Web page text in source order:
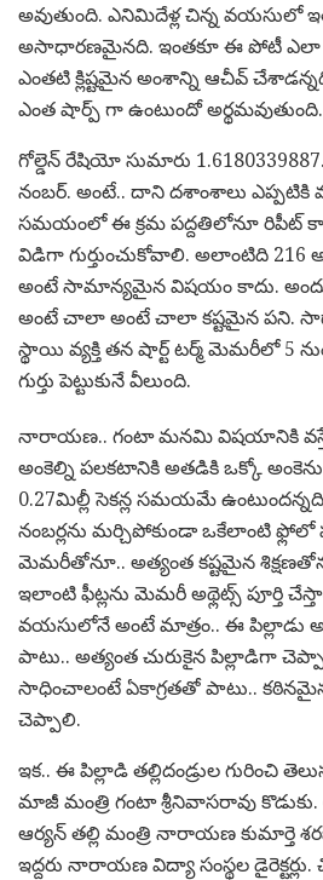
అవుతుంది. ఎనిమిదేళ్ల చిన్న వయసులో
అసాధారణమైనది. ఇంతకూ ఈ పోటీ ఎలా
ఎంతటి క్లిష్టమైన అంశాన్ని ఆచీవ్
ఎంత షార్ప్ గా ఉంటుందో అర్థమవుతుంది.
గోల్డెన్ రేషియో సుమారు
నంబర్. అంటే.. దాని దశాంశాలు
సమయంలో ఈ క్రమ పద్దతిలోనూ రిపీట్
విడిగా గుర్తుంచుకోవాలి. అలాంటిది 216
అంటే సామాన్యమైన విషయం కాదు.
అంటే చాలా అంటే చాలా కష్టమైన పని.
స్థాయి వ్యక్తి తన షార్ట్ టర్మ్ మెమరీలో 5
గుర్తు పెట్టుకునే వీలుంది.
నారాయణ.. గంటా మనమి విషయానికి
అంకెల్ని పలకటానికి అతడికి ఒక్కో అంకెను
0.27మిల్లీ సెకన్ల సమయమే
నంబర్లను మర్చిపోకుండా ఒకేలాంటి
మెమరీతోనూ.. అత్యంత కష్టమైన
ఇలాంటి ఫీట్లను మెమరీ అథ్లెట్స్ పూర్తి
వయసులోనే అంటే మాత్రం.. ఈ
పాటు.. అత్యంత చురుకైన పిల్లాడిగా
సాధించాలంటే ఏకాగ్రతతో పాటు..
చెప్పాలి.
ఇక.. ఈ పిల్లాడి తల్లిదండ్రుల గురించి
మాజీ మంత్రి గంటా శ్రీనివాసరావు
ఆర్యన్ తల్లి మంత్రి నారాయణ కుమార్తె
ఇద్దరు నారాయణ విద్యా సంస్థల